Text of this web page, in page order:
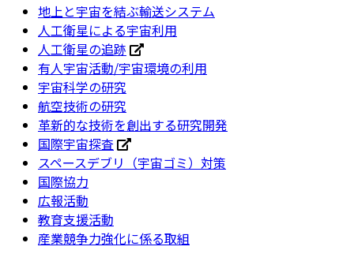
地上と宇宙を結ぶ輸送システム
人工衛星による宇宙利用
人工衛星の追跡
有人宇宙活動/宇宙環境の利用
宇宙科学の研究
航空技術の研究
革新的な技術を創出する研究開発
国際宇宙探査
スペースデブリ（宇宙ゴミ）対策
国際協力
広報活動
教育支援活動
産業競争力強化に係る取組